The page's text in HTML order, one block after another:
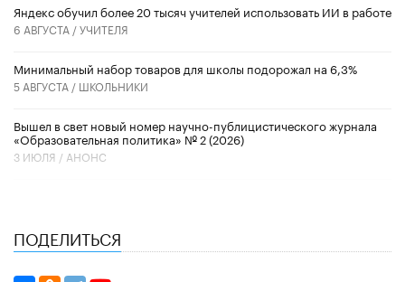
​Яндекс обучил более 20 тысяч учителей использовать ИИ в работе
6 АВГУСТА /УЧИТЕЛЯ
Минимальный набор товаров для школы подорожал на 6,3%
5 АВГУСТА / ШКОЛЬНИКИ
Вышел в свет новый номер научно-публицистического журнала
«Образовательная политика» № 2 (2026)
3 ИЮЛЯ / АНОНС
ПОДЕЛИТЬСЯ